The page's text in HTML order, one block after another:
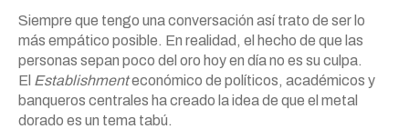
Siempre que tengo una conversación así trato de ser lo
más empático posible. En realidad, el hecho de que las
personas sepan poco del oro hoy en día no es su culpa.
El Establishmenteconómico de políticos, académicos y
banqueros centrales ha creado la idea de que el metal
dorado es un tema tabú.